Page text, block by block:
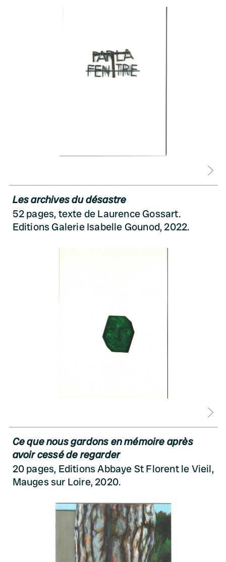
Les archives du désastre
52 pages, texte de Laurence Gossart.
Editions Galerie Isabelle Gounod, 2022.
Ce que nous gardons en mémoire après
avoir cessé de regarder
20 pages, Editions Abbaye St Florent le Vieil,
Mauges sur Loire, 2020.